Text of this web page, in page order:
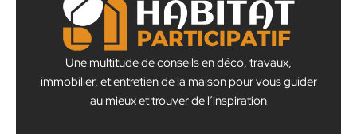
Une multitude de conseils en déco, travaux,
immobilier, et entretien de la maison pour vous guider
au mieux et trouver de l’inspiration